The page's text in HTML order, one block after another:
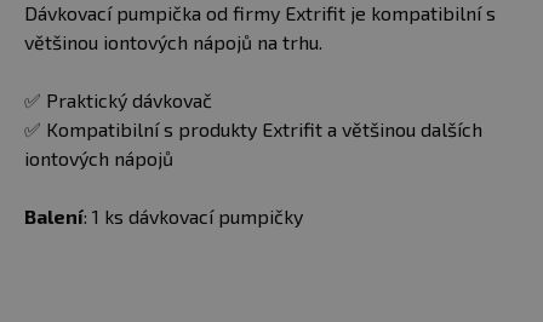
Dávkovací pumpička od firmy Extrifit je kompatibilní s
většinou iontových nápojů na trhu.
✅ Praktický dávkovač
✅ Kompatibilní s produkty Extrifit a většinou dalších
iontových nápojů
Balení: 1 ks dávkovací pumpičky